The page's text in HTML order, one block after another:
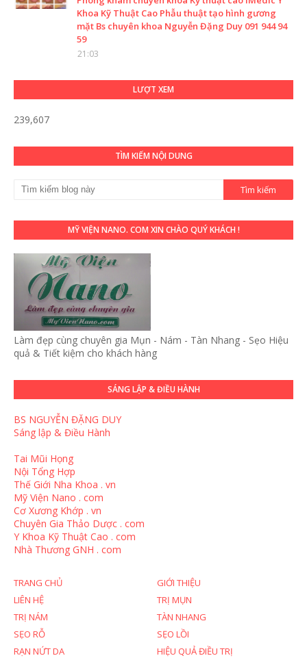
Khoa Kỹ Thuật Cao Phẫu thuật tạo hình gương
mặt Bs chuyên khoa Nguyễn Đặng Duy 091 944 94
59
21:03
LƯỢT XEM
239,607
TÌM KIẾM NỘI DUNG
MỸ VIỆN NANO. COM XIN CHÀO QUÝ KHÁCH !
Làm đẹp cùng chuyên gia Mụn - Nám - Tàn Nhang - Sẹo Hiệu
quả & Tiết kiệm cho khách hàng
SÁNG LẬP & ĐIỀU HÀNH
BS NGUYỄN ĐẶNG DUY
Sáng lập & Điều Hành
Tai Mũi Họng
Nội Tổng Hợp
Thế Giới Nha Khoa . vn
Mỹ Viện Nano . com
Cơ Xương Khớp . vn
Chuyên Gia Thảo Dược . com
Y Khoa Kỹ Thuật Cao . com
Nhà Thương GNH . com
TRANG CHỦ
GIỚI THIỆU
LIÊN HỆ
TRỊ MỤN
TRỊ NÁM
TÀN NHANG
SẸO RỖ
SẸO LỒI
RẠN NỨT DA
HIỆU QUẢ ĐIỀU TRỊ